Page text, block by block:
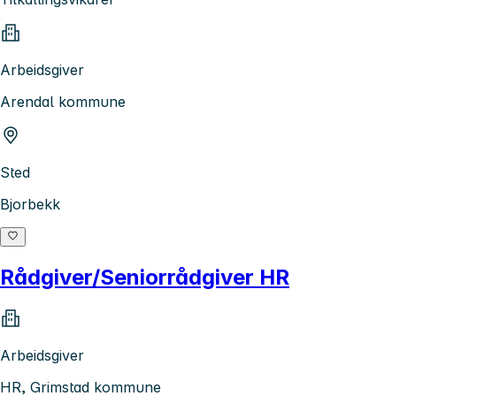
Arbeidsgiver
Arendal kommune
Sted
Bjorbekk
Rådgiver/Seniorrådgiver HR
Arbeidsgiver
HR, Grimstad kommune